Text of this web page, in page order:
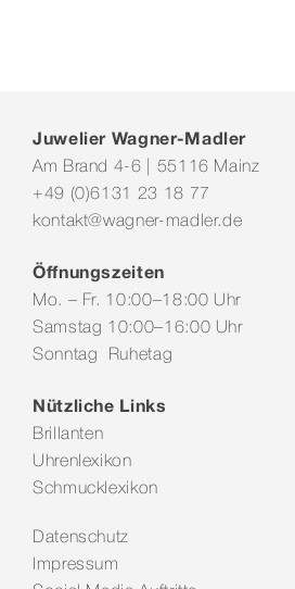
Juwelier Wagner-Madler
Am Brand 4-6 | 55116 Mainz
+49 (0)6131 23 18 77
kontakt@wagner-madler.de
Öffnungszeiten
Mo. – Fr. 10:00–18:00 Uhr
Samstag 10:00–16:00 Uhr
Sonntag Ruhetag
Nützliche Links
Brillanten
Uhrenlexikon
Schmucklexikon
Datenschutz
Impressum